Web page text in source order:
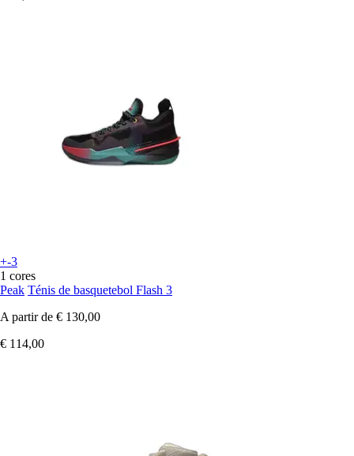
+-3
1 cores
Peak Ténis de basquetebol Flash 3
A partir de € 130,00
€ 114,00